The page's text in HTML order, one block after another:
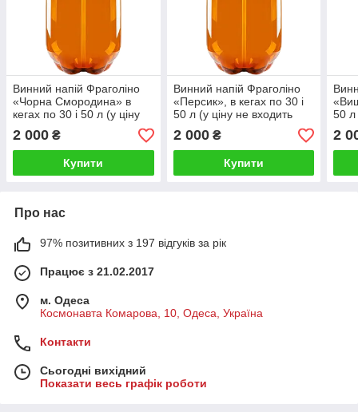
Винний напій Фраголіно
«Чорна Смородина» в
кегах по 30 і 50 л (у ціну
не входить вартість кегі)
2 000 ₴
Купити
Винний напій Фраголіно
«Персик», в кегах по 30 і
50 л (у ціну не входить
вартість кега)
2 000₴
Купити
50 л
2
Про нас
97% позитивних з 197 відгуків за рік
Працює з 21.02.2017
м. Одеса
Космонавта Комарова, 10, Одеса, Україна
Контакти
Сьогодні вихідний
Показати весь графік роботи